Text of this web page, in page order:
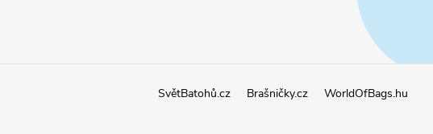
SvětBatohů.cz Brašničky.cz WorldOfBags.hu